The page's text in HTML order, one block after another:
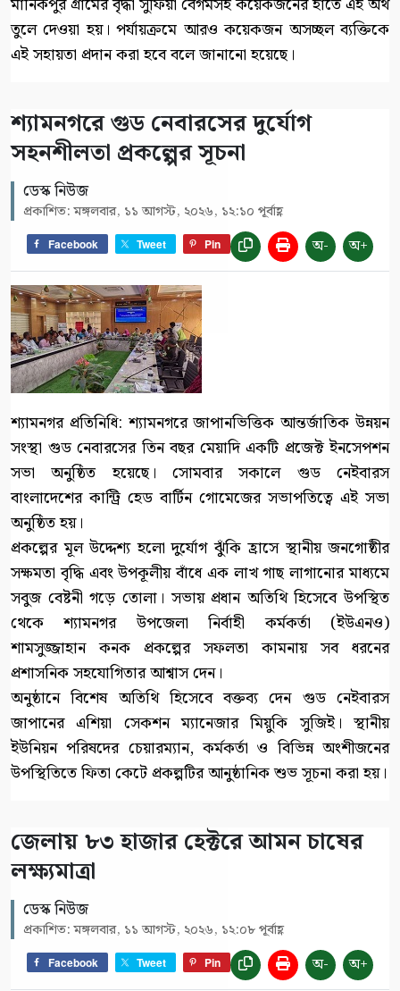
তুলে দেওয়া হয়। পর্যায়ক্রমে আরও কয়েকজন অসচ্ছল ব্যক্তিকে
এই সহায়তা প্রদান করা হবে বলে জানানো হয়েছে।
শ্যামনগরে গুড নেবারসের দুর্যোগ
সহনশীলতা প্রকল্পের সূচনা
ডেস্ক নিউজ
প্রকাশিত: মঙ্গলবার, ১১ আগস্ট, ২০২৬, ১২:১০ পূর্বাহ্ণ
Facebook Tweet Pin অ- অ+
শ্যামনগর প্রতিনিধি: শ্যামনগরে জাপানভিত্তিক আন্তর্জাতিক উন্নয়ন
সংস্থা গুড নেবারসের তিন বছর মেয়াদি একটি প্রজেক্ট ইনসেপশন
সভা অনুষ্ঠিত হয়েছে। সোমবার সকালে গুড নেইবারস
বাংলাদেশের কান্ট্রি হেড বার্টিন গোমেজের সভাপতিত্বে এই সভা
অনুষ্ঠিত হয়।
প্রকল্পের মূল উদ্দেশ্য হলো দুর্যোগ ঝুঁকি হ্রাসে স্থানীয় জনগোষ্ঠীর
সক্ষমতা বৃদ্ধি এবং উপকূলীয় বাঁধে এক লাখ গাছ লাগানোর মাধ্যমে
সবুজ বেষ্টনী গড়ে তোলা। সভায় প্রধান অতিথি হিসেবে উপস্থিত
থেকে শ্যামনগর উপজেলা নির্বাহী কর্মকর্তা (ইউএনও)
শামসুজ্জাহান কনক প্রকল্পের সফলতা কামনায় সব ধরনের
প্রশাসনিক সহযোগিতার আশ্বাস দেন।
অনুষ্ঠানে বিশেষ অতিথি হিসেবে বক্তব্য দেন গুড নেইবারস
জাপানের এশিয়া সেকশন ম্যানেজার মিয়ুকি সুজিই। স্থানীয়
ইউনিয়ন পরিষদের চেয়ারম্যান, কর্মকর্তা ও বিভিন্ন অংশীজনের
উপস্থিতিতে ফিতা কেটে প্রকল্পটির আনুষ্ঠানিক শুভ সূচনা করা হয়।
জেলায় ৮৩ হাজার হেক্টরে আমন চাষের
লক্ষ্যমাত্রা
ডেস্ক নিউজ
প্রকাশিত: মঙ্গলবার, ১১ আগস্ট, ২০২৬, ১২:০৮ পূর্বাহ্ণ
Facebook Tweet Pin অ- অ+